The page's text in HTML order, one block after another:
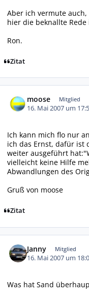
Aber ich vermute
hier die beknallte Rede
Ron.
Zitat
moose Mitglied
16. Mai 2007 um
Ich kann mich flo nur
ich das Ernst, dafür ist
weiter ausgeführt
vielleicht keine Hilfe
Abwandlungen des
Gruß von moose
Zitat
Janny Mitglied
16. Mai 2007 um
Was hat Sand